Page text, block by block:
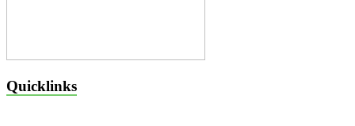
Quicklinks